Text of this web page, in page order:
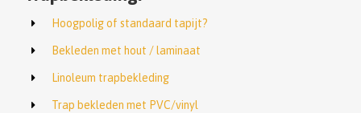
Hoogpolig of standaard tapijt?
Bekleden met hout / laminaat
Linoleum trapbekleding
Trap bekleden met PVC/vinyl